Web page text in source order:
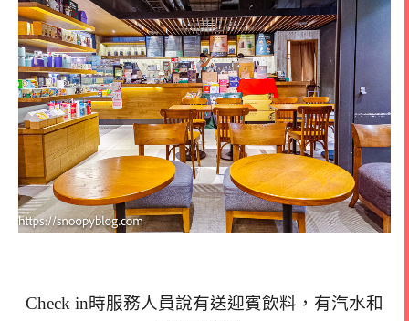
Check in時服務人員說有送迎賓飲料，有汽水和